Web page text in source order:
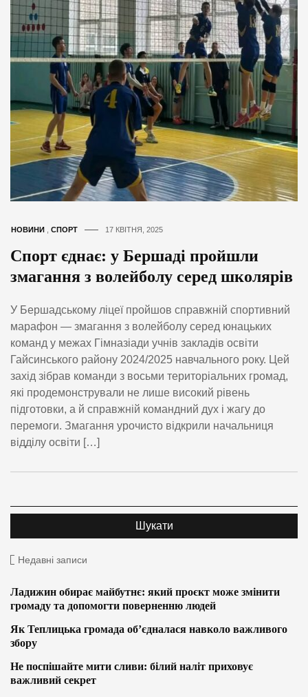
НОВИНИ СПОРТ 17 КВІТНЯ, 2025
Спорт єднає: у Бершаді пройшли
змагання з волейболу серед школярів
У Бершадському ліцеї пройшов справжній спортивний
марафон — змагання з волейболу серед юнацьких
команд у межах Гімназіади учнів закладів освіти
Гайсинського району 2024/2025 навчального року. Цей
захід зібрав команди з восьми територіальних громад,
які продемонстрували не лише високий рівень
підготовки, а й справжній командний дух і жагу до
перемоги. Змагання урочисто відкрили начальниця
відділу освіти […]
Недавні записи
Ладижин обирає майбутнє: який проєкт може змінити
громаду та допомогти поверненню людей
Як Теплицька громада об’єдналася навколо важливого
збору
Не поспішайте мити сливи: білий наліт приховує
важливий секрет